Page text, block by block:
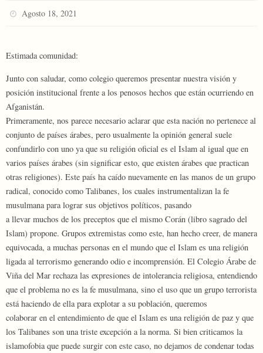
Agosto 18, 2021
Estimada comunidad:
Junto con saludar, como colegio queremos presentar nuestra visión y
posición institucional frente a los penosos hechos que están ocurriendo en
Afganistán.
Primeramente, nos parece necesario aclarar que esta nación no pertenece al
conjunto de países árabes, pero usualmente la opinión general suele
confundirlo con uno ya que su religión oficial es el Islam al igual que en
varios países árabes (sin significar esto, que existen árabes que practican
otras religiones). Este país ha caído nuevamente en las manos de un grupo
radical, conocido como Talibanes, los cuales instrumentalizan la fe
musulmana para lograr sus objetivos políticos, pasando
a llevar muchos de los preceptos que el mismo Corán (libro sagrado del
Islam) propone. Grupos extremistas como este, han hecho creer, de manera
equivocada, a muchas personas en el mundo que el Islam es una religión
ligada al terrorismo generando odio e incomprensión. El Colegio Árabe de
Viña del Mar rechaza las expresiones de intolerancia religiosa, entendiendo
que el problema no es la fe musulmana, sino el uso que un grupo terrorista
está haciendo de ella para explotar a su población, queremos
colaborar en el entendimiento de que el Islam es una religión de paz y que
los Talibanes son una triste excepción a la norma. Si bien criticamos la
islamofobia que puede surgir con este caso, no dejamos de condenar todas